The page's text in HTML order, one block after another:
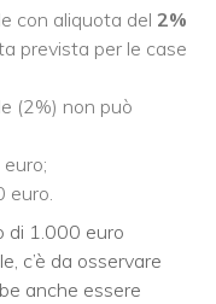
con aliquota del 2%
prevista per le case
(2%) non può
euro.
di 1.000 euro
c’è da osservare
anche essere